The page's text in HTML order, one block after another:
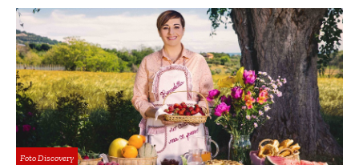
Foto Discovery